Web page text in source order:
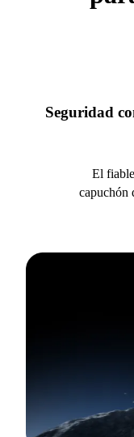
Seguridad
El
capuchón